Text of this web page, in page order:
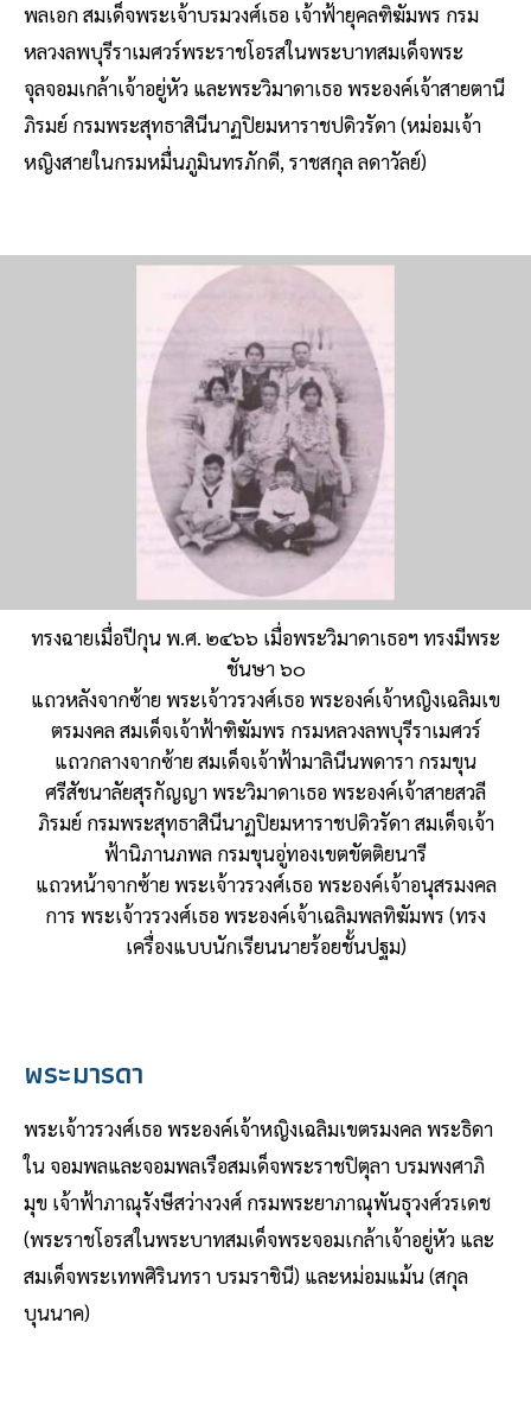
พลเอก สมเด็จพระเจ้าบรมวงศ์เธอ เจ้าฟ้ายุคลฑิฆัมพร กรม
หลวงลพบุรีราเมศวร์พระราชโอรสในพระบาทสมเด็จพระ
จุลจอมเกล้าเจ้าอยู่หัว และพระวิมาดาเธอ พระองค์เจ้าสายตานี
ภิรมย์ กรมพระสุทธาสินีนาฏปิยมหาราชปดิวรัดา (หม่อมเจ้า
หญิงสายในกรมหมื่นภูมินทรภักดี, ราชสกุล ลดาวัลย์)
ทรงฉายเมื่อปีกุน พ.ศ. ๒๔๖๖ เมื่อพระวิมาดาเธอฯ ทรงมีพระ
ชันษา ๖๐
แถวหลังจากซ้าย พระเจ้าวรวงศ์เธอ พระองค์เจ้าหญิงเฉลิมเข
ตรมงคล สมเด็จเจ้าฟ้าฑิฆัมพร กรมหลวงลพบุรีราเมศวร์
แถวกลางจากซ้าย สมเด็จเจ้าฟ้ามาลินีนพดารา กรมขุน
ศรีสัชนาลัยสุรกัญญา พระวิมาดาเธอ พระองค์เจ้าสายสวลี
ภิรมย์ กรมพระสุทธาสินีนาฏปิยมหาราชปดิวรัดา สมเด็จเจ้า
ฟ้านิภานภพล กรมขุนอู่ทองเขตขัตติยนารี
แถวหน้าจากซ้าย พระเจ้าวรวงศ์เธอ พระองค์เจ้าอนุสรมงคล
การ พระเจ้าวรวงศ์เธอ พระองค์เจ้าเฉลิมพลทิฆัมพร (ทรง
เครื่องแบบนักเรียนนายร้อยชั้นปฐม)
พระมารดา
พระเจ้าวรวงศ์เธอ พระองค์เจ้าหญิงเฉลิมเขตรมงคล พระธิดา
ใน จอมพลและจอมพลเรือสมเด็จพระราชปิตุลา บรมพงศาภิ
มุข เจ้าฟ้าภาณุรังษีสว่างวงศ์ กรมพระยาภาณุพันธุวงศ์วรเดช
(พระราชโอรสในพระบาทสมเด็จพระจอมเกล้าเจ้าอยู่หัว และ
สมเด็จพระเทพศิรินทรา บรมราชินี) และหม่อมแม้น (สกุล
บุนนาค)